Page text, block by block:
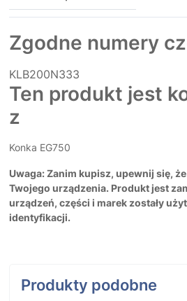
Zgodne numery
KLB200N333
Ten produkt jest
z
Konka EG750
Uwaga: Zanim kupisz, upewnij się,
Twojego urządzenia. Produkt jest
urządzeń, części i marek zostały
identyfikacji.
Produkty podobne